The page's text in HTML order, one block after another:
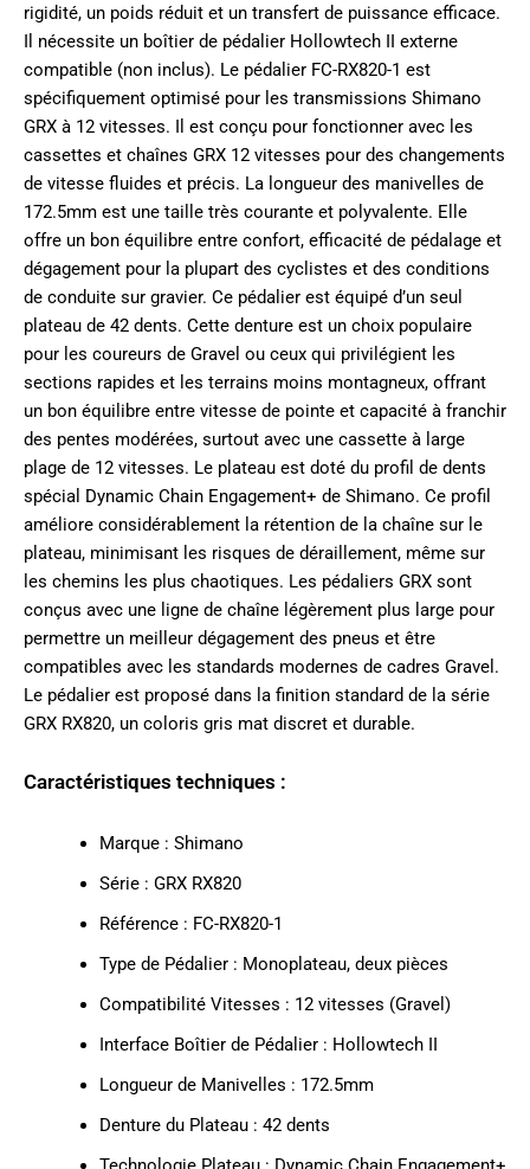
rigidité, un poids réduit et un transfert de puissance efficace.
Il nécessite un boîtier de pédalier Hollowtech II externe
compatible (non inclus). Le pédalier FC-RX820-1 est
spécifiquement optimisé pour les transmissions Shimano
GRX à 12 vitesses. Il est conçu pour fonctionner avec les
cassettes et chaînes GRX 12 vitesses pour des changements
de vitesse fluides et précis. La longueur des manivelles de
172.5mm est une taille très courante et polyvalente. Elle
offre un bon équilibre entre confort, efficacité de pédalage et
dégagement pour la plupart des cyclistes et des conditions
de conduite sur gravier. Ce pédalier est équipé d’un seul
plateau de 42 dents. Cette denture est un choix populaire
pour les coureurs de Gravel ou ceux qui privilégient les
sections rapides et les terrains moins montagneux, offrant
un bon équilibre entre vitesse de pointe et capacité à franchir
des pentes modérées, surtout avec une cassette à large
plage de 12 vitesses. Le plateau est doté du profil de dents
spécial Dynamic Chain Engagement+ de Shimano. Ce profil
améliore considérablement la rétention de la chaîne sur le
plateau, minimisant les risques de déraillement, même sur
les chemins les plus chaotiques. Les pédaliers GRX sont
conçus avec une ligne de chaîne légèrement plus large pour
permettre un meilleur dégagement des pneus et être
compatibles avec les standards modernes de cadres Gravel.
Le pédalier est proposé dans la finition standard de la série
GRX RX820, un coloris gris mat discret et durable.
Caractéristiques techniques :
Marque : Shimano
Série : GRX RX820
Référence : FC-RX820-1
Type de Pédalier : Monoplateau, deux pièces
Compatibilité Vitesses : 12 vitesses (Gravel)
Interface Boîtier de Pédalier : Hollowtech II
Longueur de Manivelles : 172.5mm
Denture du Plateau : 42 dents